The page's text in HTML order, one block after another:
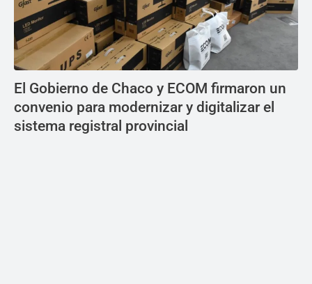
El Gobierno de Chaco y ECOM firmaron un
convenio para modernizar y digitalizar el
sistema registral provincial